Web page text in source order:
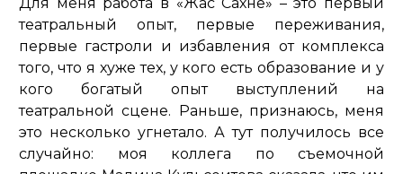
театральный опыт, первые переживания,
первые гастроли и избавления от комплекса
того, что я хуже тех, у кого есть образование и у
кого богатый опыт выступлений на
театральной сцене. Раньше, признаюсь, меня
это несколько угнетало. А тут получилось все
случайно: моя коллега по съемочной